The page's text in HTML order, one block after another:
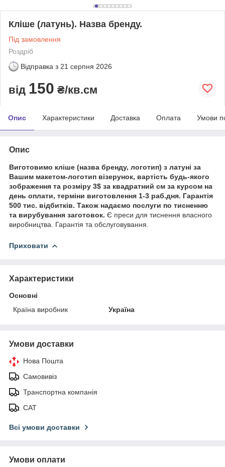
Кліше (латунь). Назва бренду.
Під замовлення
Роздріб
Відправка з 21 серпня 2026
від 150 ₴/кв.см
Опис Характеристики Доставка Оплата Умови
Опис
Виготовимо кліше (назва бренду, логотип) з латуні за
Вашим макетом-логотип візерунок, вартість будь-якого
зображення та розміру 3$ за квадратний см за курсом на
день оплати, терміни виготовлення 1-3 раб.дня. Гарантія
500 тис. відбитків. Також надаємо послуги по тисненню
та вирубування заготовок. Є преси для тиснення власного
виробництва. Гарантія та обслуговування.
Приховати
Характеристики
Основні
Країна виробник
Україна
Умови доставки
Нова Пошта
Самовивіз
Транспортна компанія
САТ
Всі умови доставки
Умови оплати